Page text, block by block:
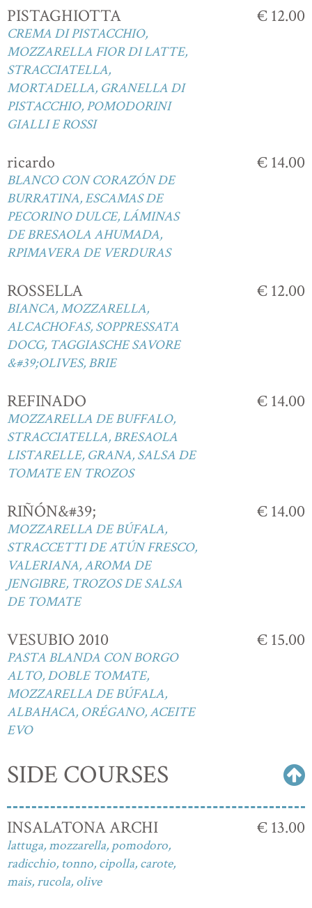
PISTAGHIOTTA
CREMA DI PISTACCHIO,
MOZZARELLA FIOR DI LATTE,
STRACCIATELLA,
MORTADELLA, GRANELLA DI
PISTACCHIO, POMODORINI
GIALLI E ROSSI
€ 12.00
ricardo
BLANCO CON CORAZÓN DE
BURRATINA, ESCAMAS DE
PECORINO DULCE, LÁMINAS
DE BRESAOLA AHUMADA,
RPIMAVERA DE VERDURAS
€ 14.00
ROSSELLA
BIANCA, MOZZARELLA,
ALCACHOFAS, SOPPRESSATA
DOCG, TAGGIASCHE SAVORE
&#39;OLIVES, BRIE
€ 12.00
REFINADO
MOZZARELLA DE BUFFALO,
STRACCIATELLA, BRESAOLA
LISTARELLE, GRANA, SALSA DE
TOMATE EN TROZOS
€ 14.00
RIÑÓN&#39;
MOZZARELLA DE BÚFALA,
STRACCETTI DE ATÚN FRESCO,
VALERIANA, AROMA DE
JENGIBRE, TROZOS DE SALSA
DE TOMATE
€ 14.00
VESUBIO 2010
PASTA BLANDA CON BORGO
ALTO, DOBLE TOMATE,
MOZZARELLA DE BÚFALA,
ALBAHACA, ORÉGANO, ACEITE
EVO
€ 15.00
SIDE COURSES
INSALATONA ARCHI
lattuga, mozzarella, pomodoro,
radicchio, tonno, cipolla, carote,
mais, rucola, olive
€ 13.00